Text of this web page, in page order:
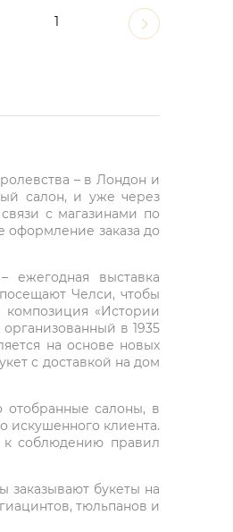
1
– в Лондон и
салон, и уже через
с магазинами по
оформление заказа до
ежегодная выставка
Челси, чтобы
«Истории
в 1935
на основе новых
с доставкой на дом
отобранные салоны, в
искушенного клиента.
к соблюдению правил
заказывают букеты на
тюльпанов и